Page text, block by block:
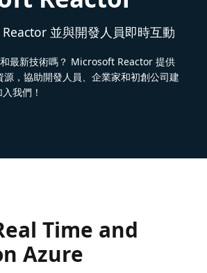
並與開發人員即時互動
最新技術嗎？ Microsoft Reactor 提供
，協助開發人員、企業家和初創公司建
我們！
Time and
Azure